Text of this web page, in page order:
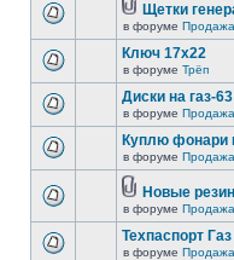
Щетки
в форуме
Ключ 17х22
в форуме Трёп
Диски на газ-63
в форуме
Куплю фонари
в форуме
Новые
в форуме
Техпаспорт
в форуме